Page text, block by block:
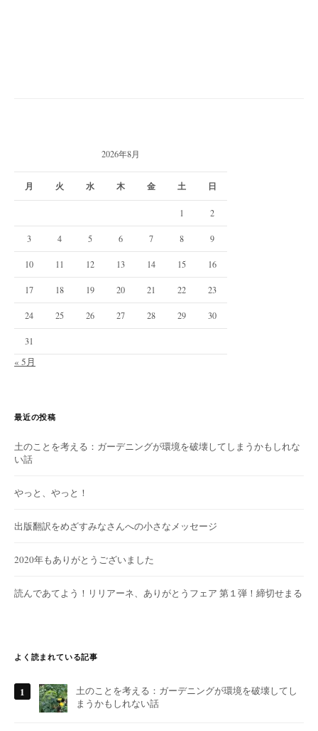
2026年8月
月 火 水 木 金 土 日
1 2
3 4 5 6 7 8 9
10 11 12 13 14 15 16
17 18 19 20 21 22 23
24 25 26 27 28 29 30
31
« 5月
最近の投稿
土のことを考える：ガーデニングが環境を破壊してしまうかもしれな
い話
やっと、やっと！
出版翻訳をめざすみなさんへの小さなメッセージ
2020年もありがとうございました
読んであてよう！リリアーネ、ありがとうフェア 第１弾！締切せまる
よく読まれている記事
土のことを考える：ガーデニングが環境を破壊してし
まうかもしれない話